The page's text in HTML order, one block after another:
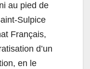
au pied de
Sulpice
Français,
d’un
en le